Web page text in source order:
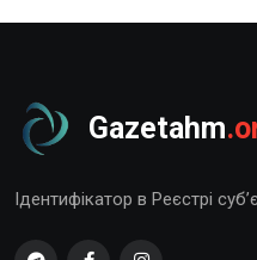
Gazetahm
Ідентифікатор в Реєстрі